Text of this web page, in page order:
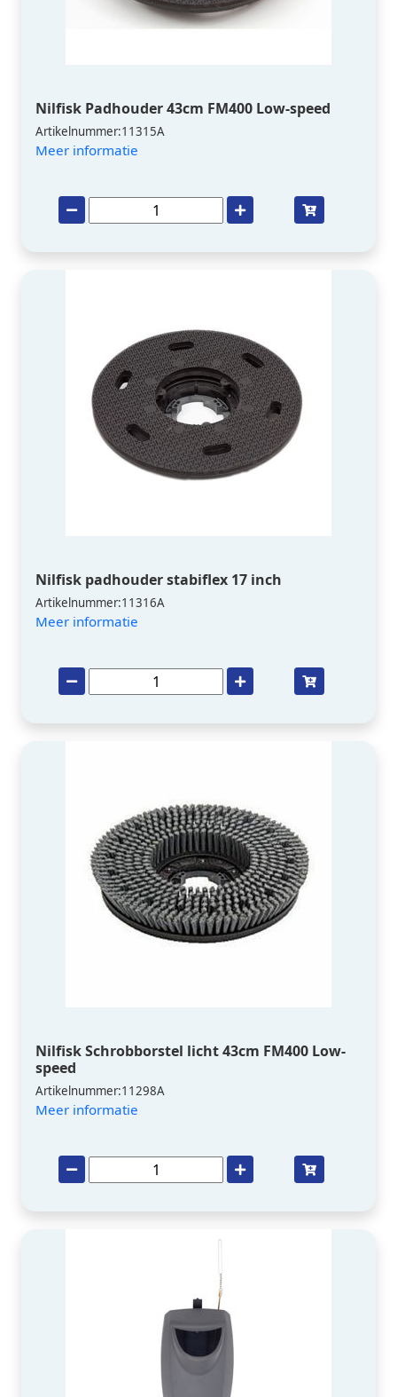
Nilfisk Padhouder 43cm FM400 Low-speed
Artikelnummer:11315A
Meer informatie
Nilfisk padhouder stabiflex 17 inch
Artikelnummer:11316A
Meer informatie
Nilfisk Schrobborstel licht 43cm FM400 Low-
speed
Artikelnummer:11298A
Meer informatie